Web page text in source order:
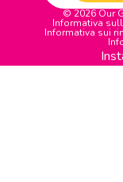
© 2026 Our
Informativa
Informativa sui